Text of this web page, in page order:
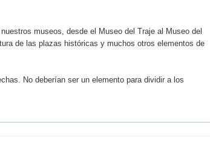
museos, desde el Museo del Traje al Museo del
de las plazas históricas y muchos otros elementos de
No deberían ser un elemento para dividir a los